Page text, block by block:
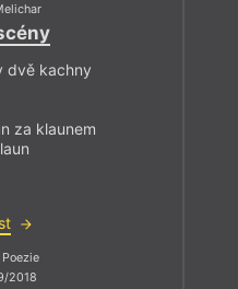
dvě kachny
za klaunem
Poezie
2018